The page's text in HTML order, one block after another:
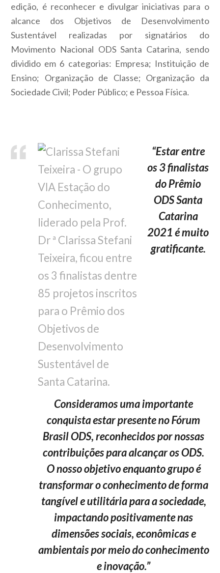
edição, é reconhecer e divulgar iniciativas para o
alcance dos Objetivos de Desenvolvimento
Sustentável realizadas por signatários do
Movimento Nacional ODS Santa Catarina, sendo
dividido em 6 categorias: Empresa; Instituição de
Ensino; Organização de Classe; Organização da
Sociedade Civil; Poder Público; e Pessoa Física.
“Estar entre
os 3 finalistas
do Prêmio
ODS Santa
Catarina
2021 é muito
gratificante.
Consideramos uma importante
conquista estar presente no Fórum
Brasil ODS, reconhecidos por nossas
contribuições para alcançar os ODS.
O nosso objetivo enquanto grupo é
transformar o conhecimento de forma
tangível e utilitária para a sociedade,
impactando positivamente nas
dimensões sociais, econômicas e
ambientais por meio do conhecimento
e inovação.”